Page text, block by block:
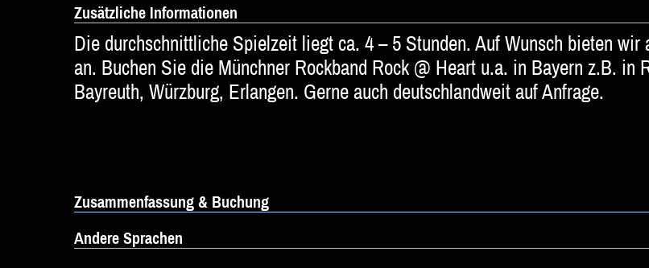
Zusätzliche Informationen
Die durchschnittliche Spielzeit liegt ca. 4 – 5 Stunden. Auf Wunsch bieten
an. Buchen Sie die Münchner Rockband Rock @ Heart u.a. in Bayern z.B. in
Bayreuth, Würzburg, Erlangen. Gerne auch deutschlandweit auf Anfrage.
Zusammenfassung & Buchung
Andere Sprachen